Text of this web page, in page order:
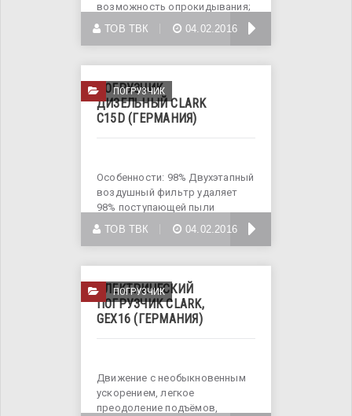
возможность опрокидывания;
-
ТОВ ТВК 04.02.2016
ПОГРУЗЧИК
ПОГРУЗЧИК
ДИЗЕЛЬНЫЙ CLARK
C15D (ГЕРМАНИЯ)
Особенности: 98% Двухэтапный
воздушный фильтр удаляет
98% поступающей пыли
прежде,
ТОВ ТВК 04.02.2016
ПОГРУЗЧИК
ЭЛЕКТРИЧЕСКИЙ
ПОГРУЗЧИК CLARK,
GEX16 (ГЕРМАНИЯ)
Движение с необыкновенным
ускорением, легкое
преодоление подъёмов,